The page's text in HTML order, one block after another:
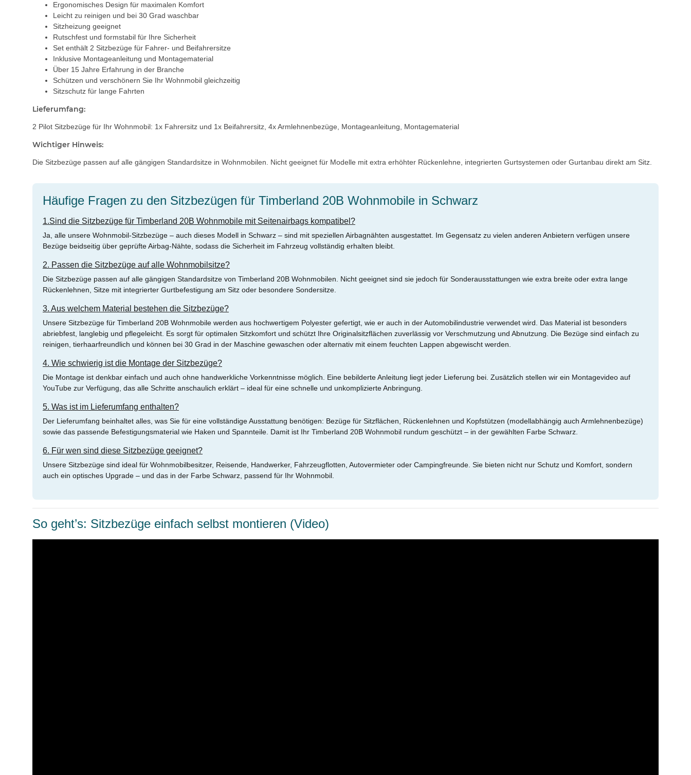
Ergonomisches Design für maximalen Komfort
Leicht zu reinigen und bei 30 Grad waschbar
Sitzheizung geeignet
Rutschfest und formstabil für Ihre Sicherheit
Set enthält 2 Sitzbezüge für Fahrer- und Beifahrersitze
Inklusive Montageanleitung und Montagematerial
Über 15 Jahre Erfahrung in der Branche
Schützen und verschönern Sie Ihr Wohnmobil gleichzeitig
Sitzschutz für lange Fahrten
Lieferumfang:
2 Pilot Sitzbezüge für Ihr Wohnmobil: 1x Fahrersitz und 1x Beifahrersitz, 4x Armlehnenbezüge, Montageanleitung, Montagematerial
Wichtiger Hinweis:
Die Sitzbezüge passen auf alle gängigen Standardsitze in Wohnmobilen. Nicht geeignet für Modelle mit extra erhöhter Rückenlehne, integrierten Gurtsystemen oder Gurtanbau direkt am Sitz.
Häufige Fragen zu den Sitzbezügen für Timberland 20B Wohnmobile in Schwarz
1.Sind die Sitzbezüge für Timberland 20B Wohnmobile mit Seitenairbags kompatibel?
Ja, alle unsere Wohnmobil-Sitzbezüge – auch dieses Modell in Schwarz – sind mit speziellen Airbagnähten ausgestattet. Im Gegensatz zu vielen anderen Anbietern verfügen unsere
Bezüge beidseitig über geprüfte Airbag-Nähte, sodass die Sicherheit im Fahrzeug vollständig erhalten bleibt.
2. Passen die Sitzbezüge auf alle Wohnmobilsitze?
Die Sitzbezüge passen auf alle gängigen Standardsitze von Timberland 20B Wohnmobilen. Nicht geeignet sind sie jedoch für Sonderausstattungen wie extra breite oder extra lange
Rückenlehnen, Sitze mit integrierter Gurtbefestigung am Sitz oder besondere Sondersitze.
3. Aus welchem Material bestehen die Sitzbezüge?
Unsere Sitzbezüge für Timberland 20B Wohnmobile werden aus hochwertigem Polyester gefertigt, wie er auch in der Automobilindustrie verwendet wird. Das Material ist besonders
abriebfest, langlebig und pflegeleicht. Es sorgt für optimalen Sitzkomfort und schützt Ihre Originalsitzflächen zuverlässig vor Verschmutzung und Abnutzung. Die Bezüge sind einfach zu
reinigen, tierhaarfreundlich und können bei 30 Grad in der Maschine gewaschen oder alternativ mit einem feuchten Lappen abgewischt werden.
4. Wie schwierig ist die Montage der Sitzbezüge?
Die Montage ist denkbar einfach und auch ohne handwerkliche Vorkenntnisse möglich. Eine bebilderte Anleitung liegt jeder Lieferung bei. Zusätzlich stellen wir ein Montagevideo auf
YouTube zur Verfügung, das alle Schritte anschaulich erklärt – ideal für eine schnelle und unkomplizierte Anbringung.
5. Was ist im Lieferumfang enthalten?
Der Lieferumfang beinhaltet alles, was Sie für eine vollständige Ausstattung benötigen: Bezüge für Sitzflächen, Rückenlehnen und Kopfstützen (modellabhängig auch Armlehnenbezüge)
sowie das passende Befestigungsmaterial wie Haken und Spannteile. Damit ist Ihr Timberland 20B Wohnmobil rundum geschützt – in der gewählten Farbe Schwarz.
6. Für wen sind diese Sitzbezüge geeignet?
Unsere Sitzbezüge sind ideal für Wohnmobilbesitzer, Reisende, Handwerker, Fahrzeugflotten, Autovermieter oder Campingfreunde. Sie bieten nicht nur Schutz und Komfort, sondern
auch ein optisches Upgrade – und das in der Farbe Schwarz, passend für Ihr Wohnmobil.
So geht’s: Sitzbezüge einfach selbst montieren (Video)